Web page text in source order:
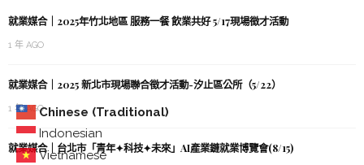
Chinese (Traditional)
Indonesian
Vietnamese
就業媒合｜2025年竹北地區 服務一餐 飲業共好 5/17現場徵才活動
1 年 AGO
就業媒合｜2025 新北市現場聯合徵才活動-汐止區公所（5/22）
1 年 AGO
就業媒合｜台北市「青年✦科技✦未來」AI產業鏈就業博覽會(8/15)